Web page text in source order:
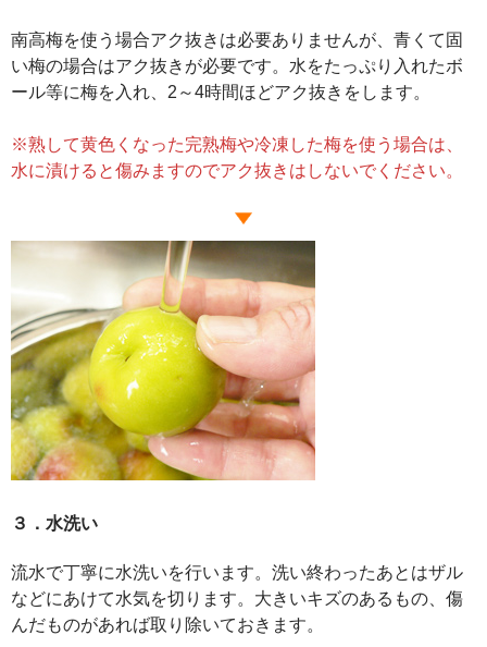
南高梅を使う場合アク抜きは必要ありませんが、青くて固
い梅の場合はアク抜きが必要です。水をたっぷり入れたボ
ール等に梅を入れ、2～4時間ほどアク抜きをします。
※熟して黄色くなった完熟梅や冷凍した梅を使う場合は、
水に漬けると傷みますのでアク抜きはしないでください。
３．水洗い
流水で丁寧に水洗いを行います。洗い終わったあとはザル
などにあけて水気を切ります。大きいキズのあるもの、傷
んだものがあれば取り除いておきます。